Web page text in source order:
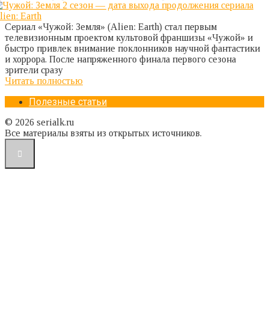
Сериал «Чужой: Земля» (Alien: Earth) стал первым
телевизионным проектом культовой франшизы «Чужой» и
быстро привлек внимание поклонников научной фантастики
и хоррора. После напряженного финала первого сезона
зрители сразу
Читать полностью
Полезные статьи
© 2026 serialk.ru
Все материалы взяты из открытых источников.